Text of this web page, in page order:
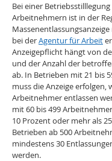
Bei einer
Arbeitnehmern ist in der
Massenentlassungsanzeige
bei der Agentur für Arbeit
Anzeigepflicht hängt von
und der Anzahl der
ab. In Betrieben mit 21 bis
muss die Anzeige erfolgen,
Arbeitnehmer entlassen
mit 60 bis 499
10 Prozent oder mehr als
Betrieben ab 500
mindestens 30
werden.